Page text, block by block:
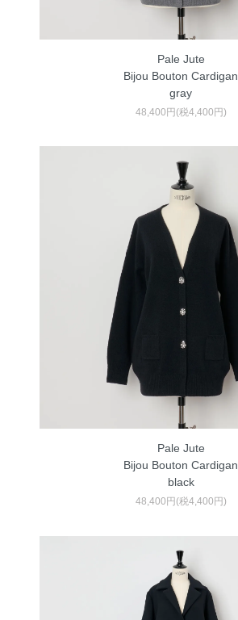
Pale Jute
Bijou Bouton Cardigan
gray
48,400円(税4,400円)
Pale Jute
Bijou Bouton Cardigan
black
48,400円(税4,400円)